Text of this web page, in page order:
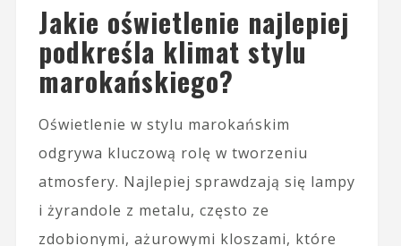
Jakie oświetlenie najlepiej
podkreśla klimat stylu
marokańskiego?
Oświetlenie w stylu marokańskim
odgrywa kluczową rolę w tworzeniu
atmosfery. Najlepiej sprawdzają się lampy
i żyrandole z metalu, często ze
zdobionymi, ażurowymi kloszami, które